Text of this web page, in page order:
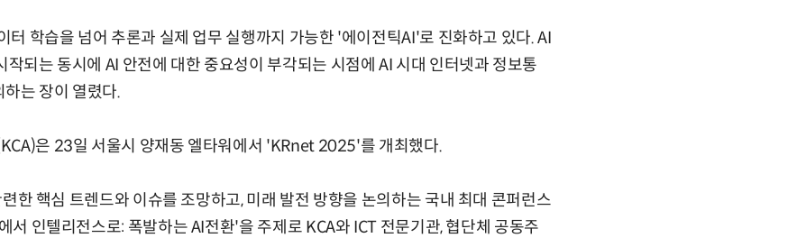
터 학습을 넘어 추론과 실제 업무 실행까지 가능한 '에이전틱AI'로 진화하고 있다. AI
작되는 동시에 AI 안전에 대한 중요성이 부각되는 시점에 AI 시대 인터넷과 정보통
는 장이 열렸다.
은 23일 서울시 양재동 엘타워에서 'KRnet 2025'를 개최했다.
한 핵심 트렌드와 이슈를 조망하고, 미래 발전 방향을 논의하는 국내 최대 콘퍼런스
서 인텔리전스로: 폭발하는 AI전환'을 주제로 KCA와 ICT 전문기관, 협단체 공동주